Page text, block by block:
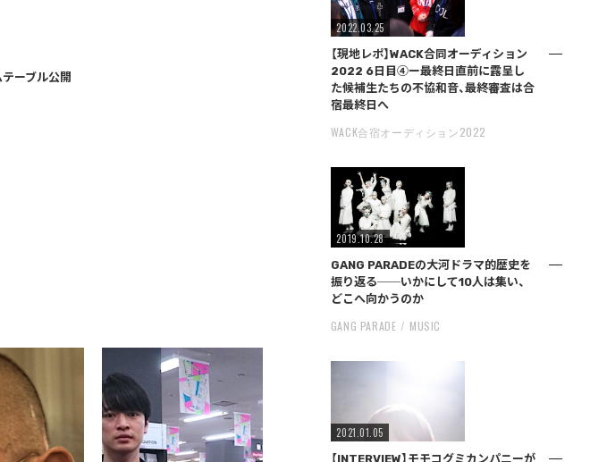
ーブル公開
2022.03.25
【現地レポ】WACK合同オーディション
2022 6日目④ー最終日直前に露呈し
た候補生たちの不協和音、最終審査は合
宿最終日へ
WACK合宿オーディション2022
2019.10.28
GANG PARADEの大河ドラマ的歴史を
振り返る──いかにして10人は集い、
どこへ向かうのか
GANG PARADE MUSIC
2021.01.05
【INTERVIEW】モモコグミカンパニーが